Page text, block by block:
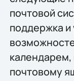
почтовой
поддержка и
почтовому